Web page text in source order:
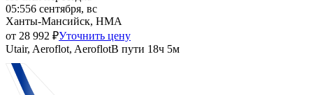
05:556 сентября, вс
Ханты-Мансийск, HMA
от 28 992 ₽Уточнить цену
Utair, Aeroflot, AeroflotВ пути 18ч 5м